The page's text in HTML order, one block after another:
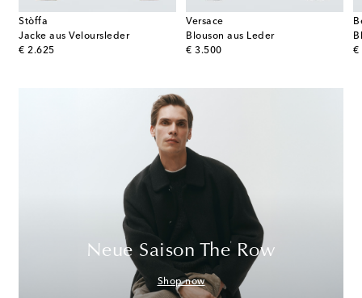
Stòffa
Jacke aus Veloursleder
€ 2.625
original price
Versace
Blouson aus Leder
€ 3.500
original price
€
Neue Saison The Row
Shop now